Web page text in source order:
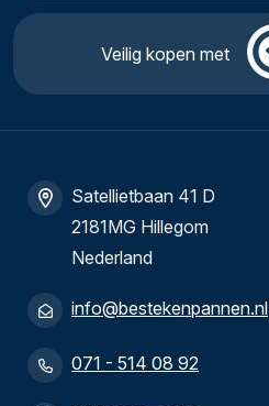
Veilig kopen met
Satellietbaan 41 D
2181MG Hillegom
Nederland
info@bestekenpannen.nl
071 - 514 08 92